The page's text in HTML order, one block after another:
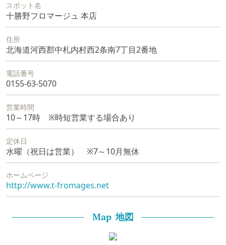
スポット名
十勝野フロマージュ 本店
住所
北海道河西郡中札内村西2条南7丁目2番地
電話番号
0155-63-5070
営業時間
10～17時 ※時短営業する場合あり
定休日
水曜（祝日は営業） ※7～10月無休
ホームページ
http://www.t-fromages.net
Map 地図